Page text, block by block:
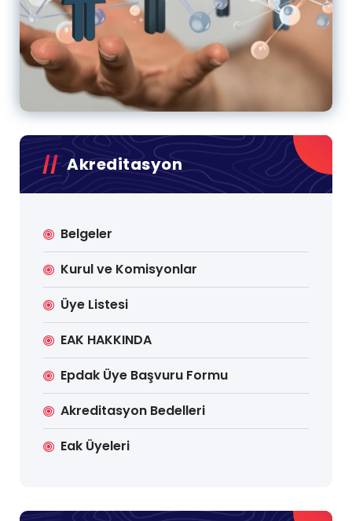
Akreditasyon
Belgeler
Kurul ve Komisyonlar
Üye Listesi
EAK HAKKINDA
Epdak Üye Başvuru Formu
Akreditasyon Bedelleri
Eak Üyeleri